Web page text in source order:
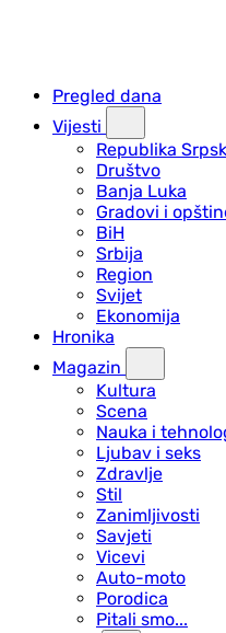
Pregled dana
Vijesti
Republika
Društvo
Banja Luka
Gradovi i
BiH
Srbija
Region
Svijet
Ekonomija
Hronika
Magazin
Kultura
Scena
Nauka i
Ljubav i seks
Zdravlje
Stil
Zanimljivosti
Savjeti
Vicevi
Auto-moto
Porodica
Pitali smo...